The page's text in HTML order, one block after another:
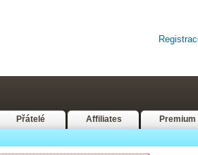
Přátelé Affiliates Premium